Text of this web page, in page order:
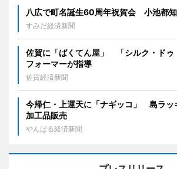
八広で町名誕生60周年祝賀会 小池都
すみだ経済新聞
佐賀に「ばくてん屋」 「シルク・ドゥ
フォーマーが指導
佐賀経済新聞
今帰仁・上運天に「ナギッコ」 島ラッ
加工品販売
やんばる経済新聞